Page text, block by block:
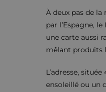
À deux pas de la
par l’Espagne,
une carte aussi
mêlant produits
L’adresse,
ensoleillé ou un